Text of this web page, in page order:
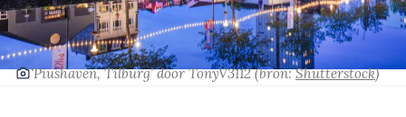
‘Piushaven, Tilburg’door TonyV3112(bron:Shutterstock)